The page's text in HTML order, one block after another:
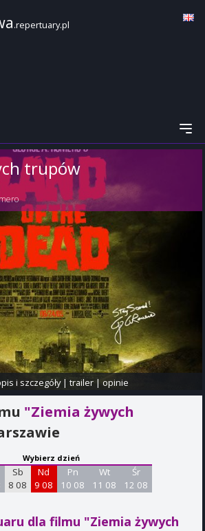
.repertuary.pl
trupów
i szczegóły|trailer | opinie
"Ziemia żywych
Wybierz dzień
Sb
8 08
Nd
9 08
Pn
10 08
Wt
11 08
Śr
12 08
dla filmu "Ziemia żywych